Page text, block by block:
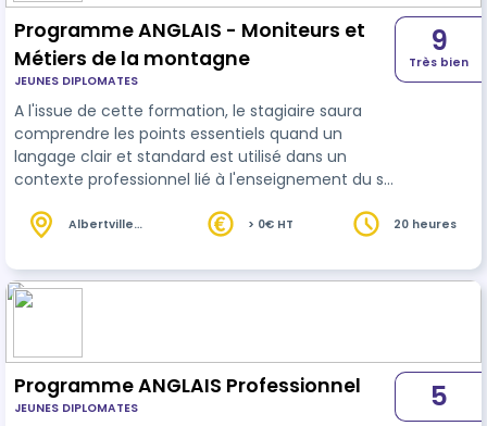
Programme ANGLAIS - Moniteurs et
Métiers de la montagne
JEUNES DIPLOMATES
A l'issue de cette formation, le stagiaire saura
comprendre les points essentiels quand un
langage clair et standard est utilisé dans un
contexte professionnel lié à l'enseignement du ski
professionnel simple sans préparation. Il aura
de la conjugaison anglaise. Le stagiaire aura 10
heures de cours avec un professeur et 10 heures
9
Très bien
Albertville
> 0€ HT 20 heures
Programme ANGLAIS Professionnel
JEUNES DIPLOMATES 5